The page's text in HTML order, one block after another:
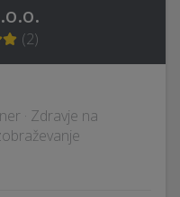
(2)
· Zdravje na